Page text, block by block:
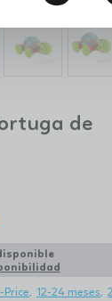
de
Price 12-24 meses